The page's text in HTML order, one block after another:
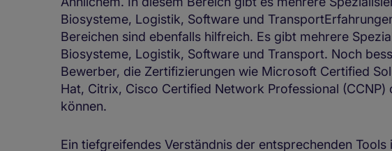
Biosysteme, Logistik, Software und
Bereichen sind ebenfalls hilfreich. Es gibt mehrere
Biosysteme, Logistik, Software und Transport. Noch
Bewerber, die Zertifizierungen wie Microsoft Certified
Hat, Citrix, Cisco Certified Network Professional
können.
Ein tiefgreifendes Verständnis der entsprechenden